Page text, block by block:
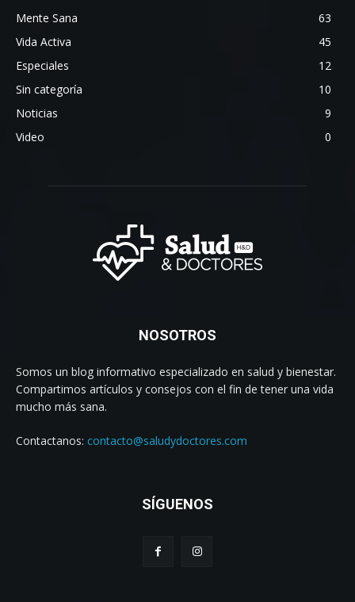
Mente Sana
63
Vida Activa
45
Especiales
12
Sin categoría
10
Noticias
9
Video
0
NOSOTROS
Somos un blog informativo especializado en salud y bienestar.
Compartimos artículos y consejos con el fin de tener una vida
mucho más sana.
Contactanos: contacto@saludydoctores.com
SÍGUENOS